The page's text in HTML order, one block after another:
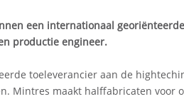
een internationaal
productie engineer.
toeleverancier aan de
Mintres maakt halffabricaten voor